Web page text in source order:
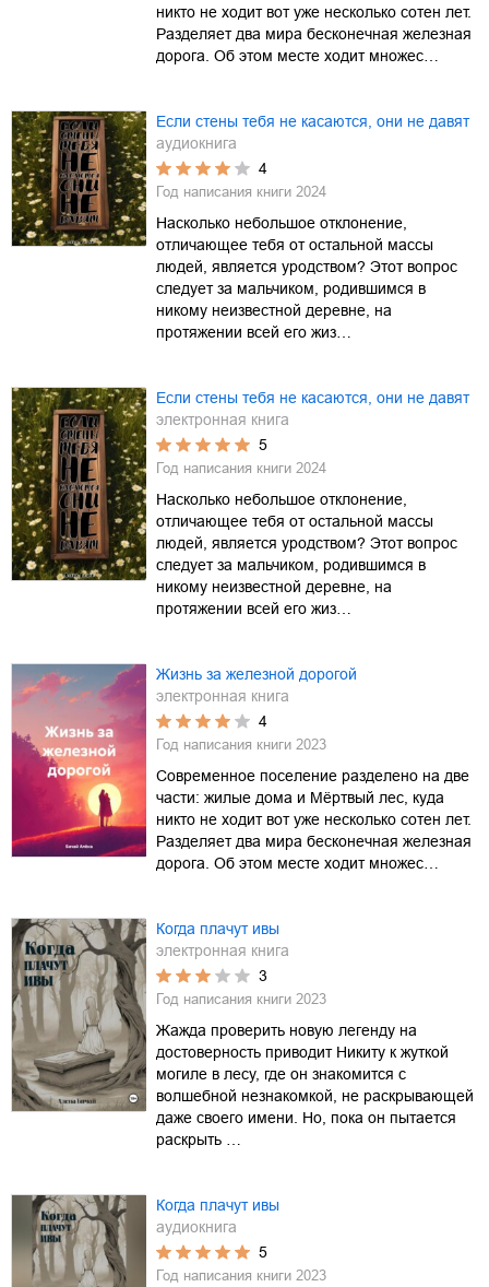
никто не ходит вот уже несколько сотен лет.
Разделяет два мира бесконечная железная
дорога. Об этом месте ходит множес…
Если стены тебя не касаются, они не давят
аудиокнига
4
Год написания книги 2024
Насколько небольшое отклонение,
отличающее тебя от остальной массы
людей, является уродством? Этот вопрос
следует за мальчиком, родившимся в
никому неизвестной деревне, на
протяжении всей его жиз…
Если стены тебя не касаются, они не давят
электронная книга
5
Год написания книги 2024
Насколько небольшое отклонение,
отличающее тебя от остальной массы
людей, является уродством? Этот вопрос
следует за мальчиком, родившимся в
никому неизвестной деревне, на
протяжении всей его жиз…
Жизнь за железной дорогой
электронная книга
4
Год написания книги 2023
Современное поселение разделено на две
части: жилые дома и Мёртвый лес, куда
никто не ходит вот уже несколько сотен лет.
Разделяет два мира бесконечная железная
дорога. Об этом месте ходит множес…
Когда плачут ивы
электронная книга
3
Год написания книги 2023
Жажда проверить новую легенду на
достоверность приводит Никиту к жуткой
могиле в лесу, где он знакомится с
волшебной незнакомкой, не раскрывающей
даже своего имени. Но, пока он пытается
раскрыть …
Когда плачут ивы
аудиокнига
5
Год написания книги 2023